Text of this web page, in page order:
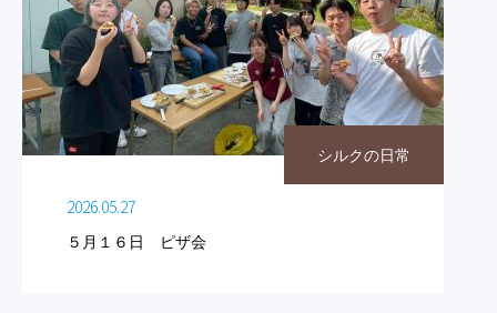
シルクの日常
2026.05.27
５月１６日 ピザ会